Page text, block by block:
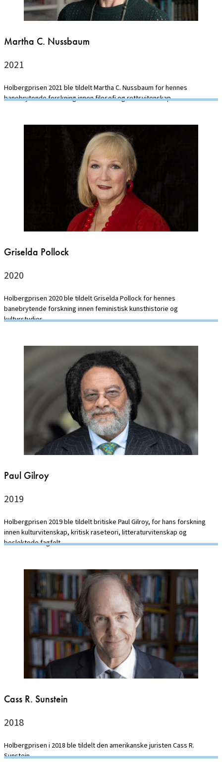
Martha C. Nussbaum
2021
Holbergprisen 2021 ble tildelt Martha C. Nussbaum for hennes
banebrytende forskning innen filosofi og rettsvitenskap.
Griselda Pollock
2020
Holbergprisen 2020 ble tildelt Griselda Pollock for hennes
banebrytende forskning innen feministisk kunsthistorie og
kulturstudier.
Paul Gilroy
2019
Holbergprisen 2019 ble tildelt britiske Paul Gilroy, for hans forskning
innen kulturvitenskap, kritisk raseteori, litteraturvitenskap og
beslektede fagfelt.
Cass R. Sunstein
2018
Holbergprisen i 2018 ble tildelt den amerikanske juristen Cass R.
Sunstein.